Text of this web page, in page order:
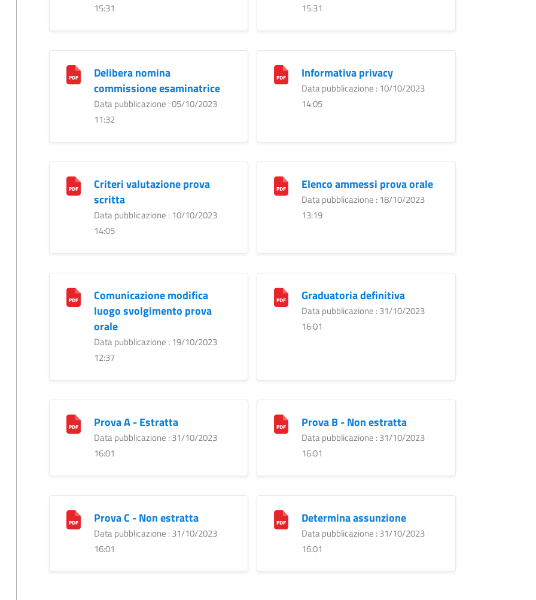
15:31
15:31
Delibera nomina
commissione esaminatrice
Data pubblicazione : 05/10/2023
11:32
Informativa privacy
Data pubblicazione : 10/10/2023
14:05
Criteri valutazione prova
scritta
Data pubblicazione : 10/10/2023
14:05
Elenco ammessi prova orale
Data pubblicazione : 18/10/2023
13:19
Comunicazione modifica
luogo svolgimento prova
orale
Data pubblicazione : 19/10/2023
12:37
Graduatoria definitiva
Data pubblicazione : 31/10/2023
16:01
Prova A - Estratta
Data pubblicazione : 31/10/2023
16:01
Prova B - Non estratta
Data pubblicazione : 31/10/2023
16:01
Prova C - Non estratta
Data pubblicazione : 31/10/2023
16:01
Determina assunzione
Data pubblicazione : 31/10/2023
16:01